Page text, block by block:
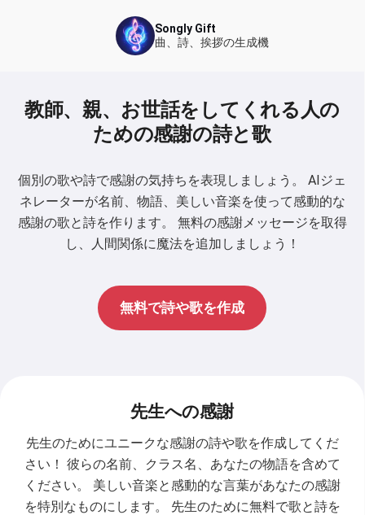
Songly Gift
曲、詩、挨拶の生成機
教師、親、お世話をしてくれる人の
ための感謝の詩と歌
個別の歌や詩で感謝の気持ちを表現しましょう。 AIジェ
ネレーターが名前、物語、美しい音楽を使って感動的な
感謝の歌と詩を作ります。 無料の感謝メッセージを取得
し、人間関係に魔法を追加しましょう！
無料で詩や歌を作成
先生への感謝
先生のためにユニークな感謝の詩や歌を作成してくだ
さい！ 彼らの名前、クラス名、あなたの物語を含めて
ください。 美しい音楽と感動的な言葉があなたの感謝
を特別なものにします。 先生のために無料で歌と詩を